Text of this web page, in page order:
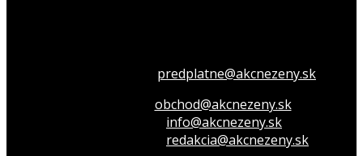
predplatne@akcnezeny.sk
obchod@akcnezeny.sk
info@akcnezeny.sk
redakcia@akcnezeny.sk